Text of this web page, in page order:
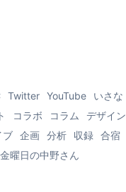
Twitter YouTube
いさな
コラボ コラム
デザイン
ブ 企画 分析 収録 合宿
金曜日の中野さん